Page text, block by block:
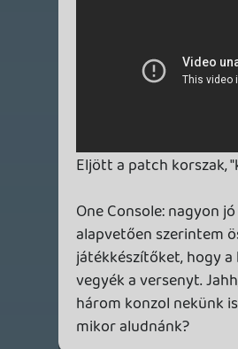
kijelentés (most) egy fejlesztő
szemszögéből érkezett. Akinek
különféle konverzióinak
liquid 2008.01.21 08:22:06 #0n2o3
Nem ígérem, hogy instant, de
ikszkom 2008.01.21 08:07:53